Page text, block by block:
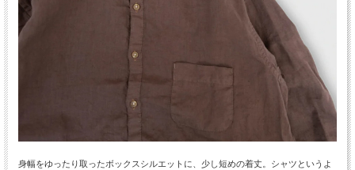
身幅をゆったり取ったボックスシルエットに、少し短めの着丈。シャツというよ